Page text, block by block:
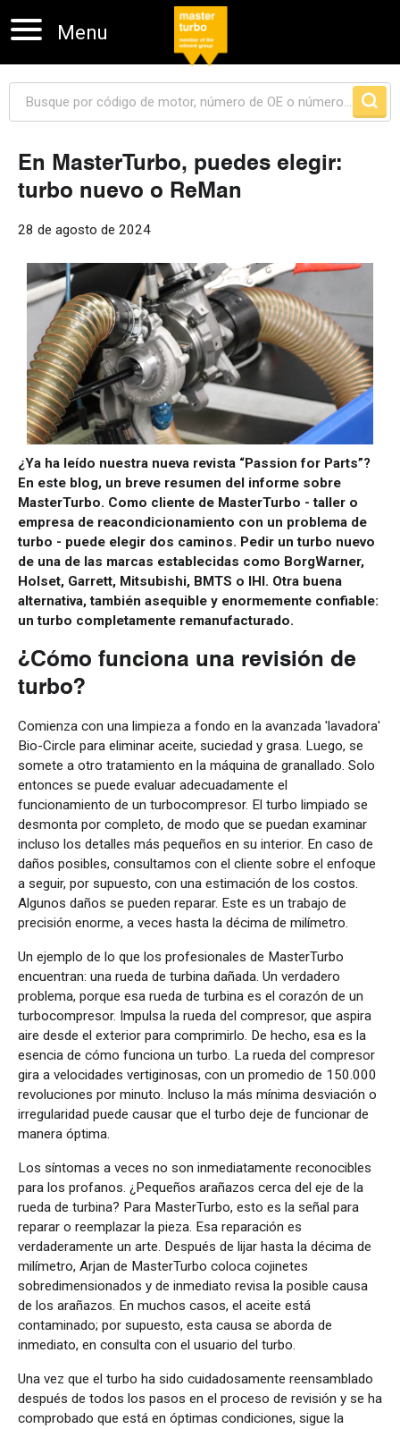
Menu
Skip navigation
En MasterTurbo, puedes elegir:
turbo nuevo o ReMan
28 de agosto de 2024
¿Ya ha leído nuestra nueva revista “Passion for Parts”?
En este blog, un breve resumen del informe sobre
MasterTurbo. Como cliente de MasterTurbo - taller o
empresa de reacondicionamiento con un problema de
turbo - puede elegir dos caminos. Pedir un turbo nuevo
de una de las marcas establecidas como BorgWarner,
Holset, Garrett, Mitsubishi, BMTS o IHI. Otra buena
alternativa, también asequible y enormemente confiable:
un turbo completamente remanufacturado.
¿Cómo funciona una revisión de
turbo?
Comienza con una limpieza a fondo en la avanzada 'lavadora'
Bio-Circle para eliminar aceite, suciedad y grasa. Luego, se
somete a otro tratamiento en la máquina de granallado. Solo
entonces se puede evaluar adecuadamente el
funcionamiento de un turbocompresor. El turbo limpiado se
desmonta por completo, de modo que se puedan examinar
incluso los detalles más pequeños en su interior. En caso de
daños posibles, consultamos con el cliente sobre el enfoque
a seguir, por supuesto, con una estimación de los costos.
Algunos daños se pueden reparar. Este es un trabajo de
precisión enorme, a veces hasta la décima de milímetro.
Un ejemplo de lo que los profesionales de MasterTurbo
encuentran: una rueda de turbina dañada. Un verdadero
problema, porque esa rueda de turbina es el corazón de un
turbocompresor. Impulsa la rueda del compresor, que aspira
aire desde el exterior para comprimirlo. De hecho, esa es la
esencia de cómo funciona un turbo. La rueda del compresor
gira a velocidades vertiginosas, con un promedio de 150.000
revoluciones por minuto. Incluso la más mínima desviación o
irregularidad puede causar que el turbo deje de funcionar de
manera óptima.
Los síntomas a veces no son inmediatamente reconocibles
para los profanos. ¿Pequeños arañazos cerca del eje de la
rueda de turbina? Para MasterTurbo, esto es la señal para
reparar o reemplazar la pieza. Esa reparación es
verdaderamente un arte. Después de lijar hasta la décima de
milímetro, Arjan de MasterTurbo coloca cojinetes
sobredimensionados y de inmediato revisa la posible causa
de los arañazos. En muchos casos, el aceite está
contaminado; por supuesto, esta causa se aborda de
inmediato, en consulta con el usuario del turbo.
Una vez que el turbo ha sido cuidadosamente reensamblado
después de todos los pasos en el proceso de revisión y se ha
comprobado que está en óptimas condiciones, sigue la